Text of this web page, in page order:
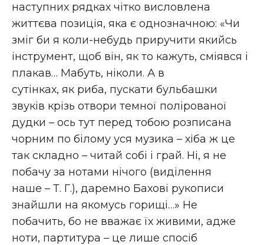
наступних рядках чітко висловлена
життєва позиція, яка є однозначною: «Чи
зміг би я коли-небудь приручити якийсь
інструмент, щоб він, як то кажуть, сміявся і
плакав… Мабуть, ніколи. А в
сутінках, як риба, пускати бульбашки
звуків крізь отвори темної полірованої
дудки – ось тут перед тобою розписана
чорним по білому уся музика – хіба ж це
так складно – читай собі і грай. Ні, я не
побачу за нотами нічого (виділення
наше – Т. Г.), даремно Бахові рукописи
знайшли на якомусь горищі…» Не
побачить, бо не вважає їх живими, адже
ноти, партитура – це лише спосіб